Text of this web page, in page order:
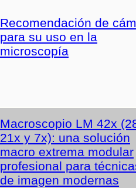
Recomendación de
para su uso en la
microscopía
Macroscopio LM 42x
21x y 7x): una solución
macro extrema modular
profesional para
de imagen modernas